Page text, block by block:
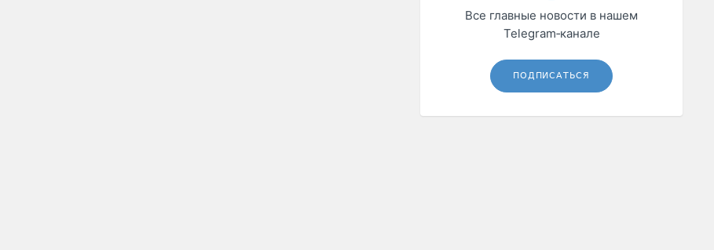
Все главные новости в нашем
Telegram‑канале
ПОДПИСАТЬСЯ